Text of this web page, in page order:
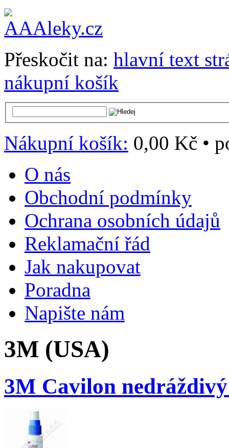
Přeskočit na: hlavní text
nákupní košík
Nákupní košík: 0,00 Kč •
O nás
Obchodní podmínky
Ochrana osobních údajů
Reklamační řád
Jak nakupovat
Poradna
Napište nám
3M (USA)
3M Cavilon